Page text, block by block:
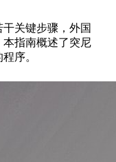
关键步骤，外国
本指南概述了突尼
序。